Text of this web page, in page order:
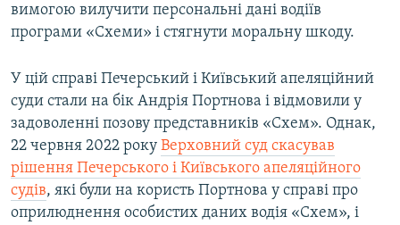
вимогою вилучити персональні дані водіїв
програми «Схеми» і стягнути моральну шкоду.
У цій справі Печерський і Київський апеляційний
суди стали на бік Андрія Портнова і відмовили у
задоволенні позову представників «Схем». Однак,
22 червня 2022 року Верховний суд скасував
рішення Печерського і Київського апеляційного
судів, які були на користь Портнова у справі про
оприлюднення особистих даних водія «Схем», і